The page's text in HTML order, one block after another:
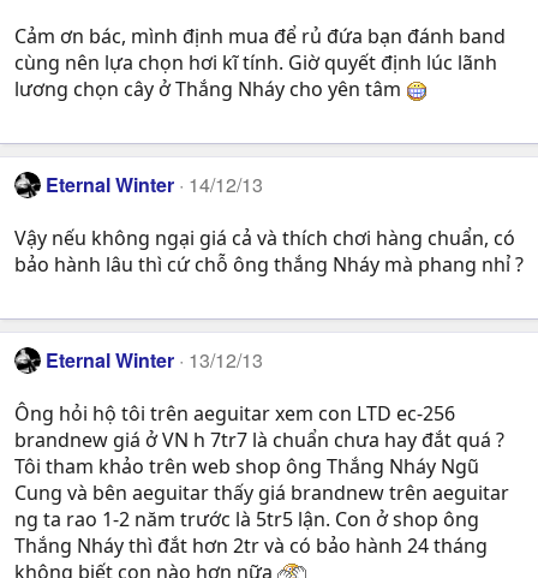
Cảm ơn bác, mình định mua để rủ đứa bạn đánh band
cùng nên lựa chọn hơi kĩ tính. Giờ quyết định lúc lãnh
lương chọn cây ở Thắng Nháy cho yên tâm
Eternal Winter 14/12/13
Vậy nếu không ngại giá cả và thích chơi hàng chuẩn, có
bảo hành lâu thì cứ chỗ ông thắng Nháy mà phang nhỉ ?
Eternal Winter 13/12/13
Ông hỏi hộ tôi trên aeguitar xem con LTD ec-256
brandnew giá ở VN h 7tr7 là chuẩn chưa hay đắt quá ?
Tôi tham khảo trên web shop ông Thắng Nháy Ngũ
Cung và bên aeguitar thấy giá brandnew trên aeguitar
ng ta rao 1-2 năm trước là 5tr5 lận. Con ở shop ông
Thắng Nháy thì đắt hơn 2tr và có bảo hành 24 tháng
không biết con nào hơn nữa